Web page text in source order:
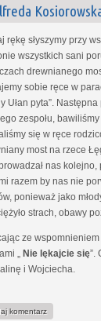
rękę słyszymy przy
wszystkich sani
drewnianego
sobie ręce w
Ułan pyta”.
zespołu,
się w ręce
most na rzece
nas
razem by nas nie
ponieważ jako
strach, obawy
ze wspomnieniem
„ Nie lękajcie się”.
i Wojciecha.
komentarz